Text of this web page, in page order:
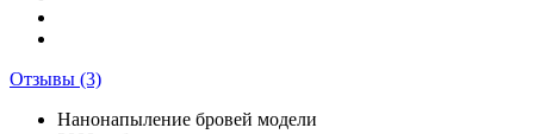
Отзывы (3)
Нанонапыление бровей модели